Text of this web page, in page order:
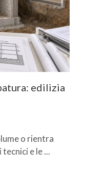
edilizia
o rientra
e le ...